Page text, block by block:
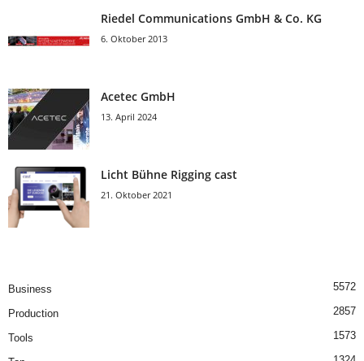
Riedel Communica­tions GmbH & Co. KG
6. Oktober 2013
Acetec GmbH
13. April 2024
Licht Bühne Rigging cast
21. Oktober 2021
Business 5572
Production 2857
Tools 1573